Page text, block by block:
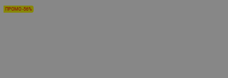
ПРОМО -56%